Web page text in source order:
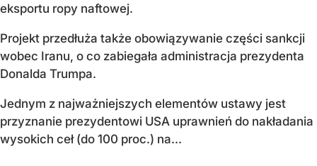
eksportu ropy naftowej.
Projekt przedłuża także obowiązywanie części sankcji
wobec Iranu, o co zabiegała administracja prezydenta
Donalda Trumpa.
Jednym z najważniejszych elementów ustawy jest
przyznanie prezydentowi USA uprawnień do nakładania
wysokich ceł (do 100 proc.) na...